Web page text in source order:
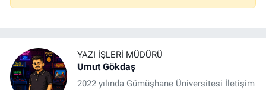
YAZI İŞLERI MÜDÜRÜ
Umut Gökdaş
2022 yılında Gümüşhane Üniversitesi İletişim